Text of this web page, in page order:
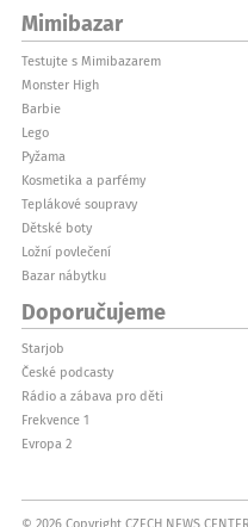
Mimibazar
Testujte s Mimibazarem
Monster High
Barbie
Lego
Pyžama
Kosmetika a parfémy
Teplákové soupravy
Dětské boty
Ložní povlečení
Bazar nábytku
Doporučujeme
Starjob
České podcasty
Rádio a zábava pro děti
Frekvence 1
Evropa 2